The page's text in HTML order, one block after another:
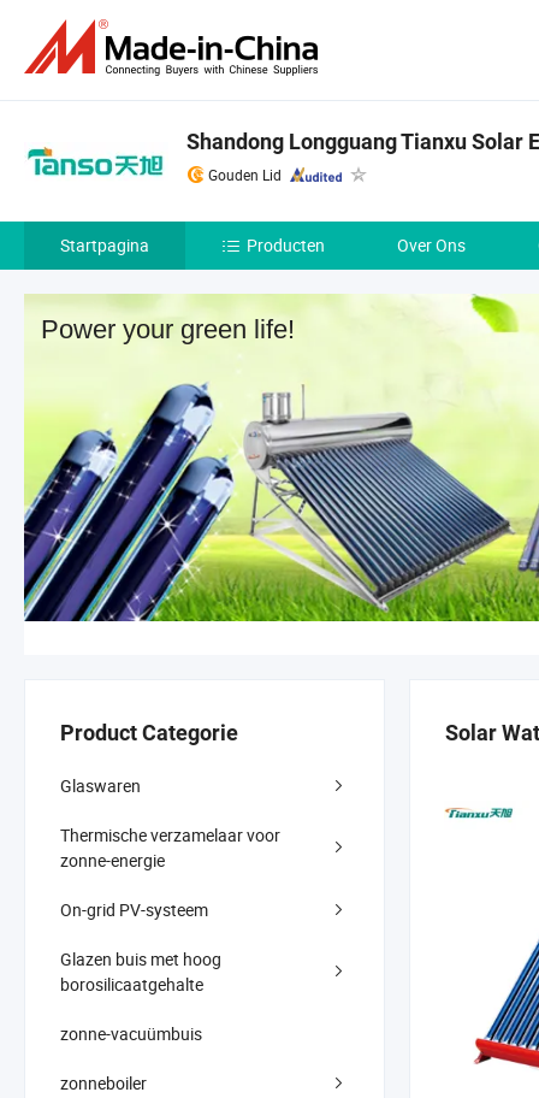
Shandong Longguang Tianxu Solar
Gouden Lid
Startpagina Producten Over Ons
Power your green life!
Solar
Product Categorie
Glaswaren
Thermische verzamelaar voor
zonne-energie
On-grid PV-systeem
Glazen buis met hoog
borosilicaatgehalte
zonne-vacuümbuis
zonneboiler